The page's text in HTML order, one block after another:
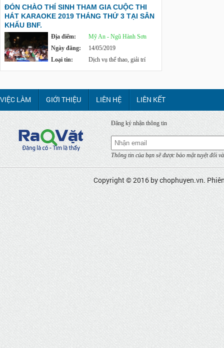
ĐÓN CHÀO THÍ SINH THAM GIA CUỘC THI
HÁT KARAOKE 2019 THÁNG THỨ 3 TẠI SÂN
KHẤU BNF.
Địa điểm:
Mỹ An - Ngũ Hành Sơn
Ngày đăng:
14/05/2019
Loại tin:
Dịch vụ thể thao, giải trí
VIỆC LÀM GIỚI THIỆU LIÊN HỆ LIÊN KẾT
Đăng ký nhận thông tin
Thông tin của bạn sẽ được bảo mật tuyệt đối
Copyright © 2016 bychophuyen.vn.